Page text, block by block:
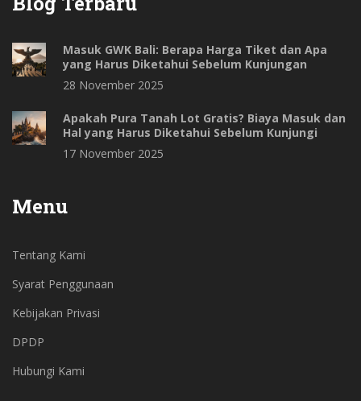
Masuk GWK Bali: Berapa Harga Tiket dan Apa
yang Harus Diketahui Sebelum Kunjungan
28 November 2025
Apakah Pura Tanah Lot Gratis? Biaya Masuk dan
Hal yang Harus Diketahui Sebelum Kunjungi
17 November 2025
Menu
Tentang Kami
Syarat Penggunaan
Kebijakan Privasi
DPDP
Hubungi Kami